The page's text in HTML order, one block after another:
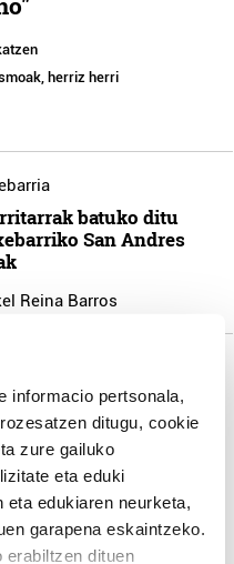
informacio pertsonala,
ditugu, cookie
zure gailuko
eta eduki
edukiaren neurketa,
garapena eskaintzeko.
erabiltzen dituen
herriz herri
batuko ditu
San Andres
Reina Barros